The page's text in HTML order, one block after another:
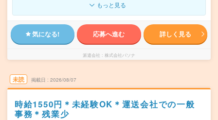
もっと見る
気になる! 応募へ進む 詳しく見る
派遣会社 株式会社パソナ
未読 掲載日 2026/08/07
時給1550円＊未経験OK＊運送会社での一般
事務＊残業少